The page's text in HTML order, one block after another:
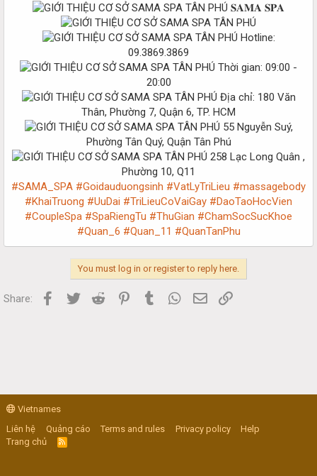
𝐒𝐀𝐌𝐀 𝐒𝐏𝐀
Hotline:
09.3869.3869
Thời gian: 09:00 -
20:00
Địa chỉ: 180 Văn
Thân, Phường 7, Quận 6, TP. HCM
55 Nguyễn Suý,
Phường Tân Quý, Quận Tân Phú
258 Lạc Long Quân ,
Phường 10, Q11
#SAMA_SPA #Goidauduongsinh #VatLyTriLieu #massagebody
#KhaiTruong #UuDai #TriLieuCoVaiGay #DaoTaoHocVien
#CoupleSpa #SpaRiengTu #ThuGian #ChamSocSucKhoe
#Quan_6 #Quan_11 #QuanTanPhu
You must log in or register to reply here.
Share: Facebook
Twitter Reddit PinterestTumblr WhatsApp
Email
Vietnames
Liên hệ
Quảng cáo Terms and rules Privacy policy
Help
Trang chủ
R
S